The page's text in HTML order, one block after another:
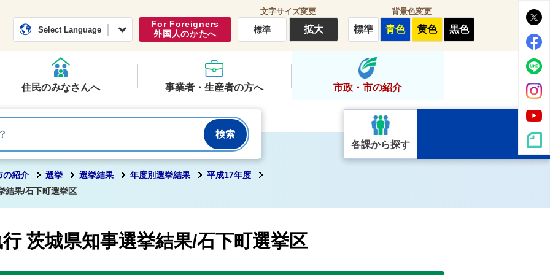
常総市公式ホームページくらし・行政
Select Language
For Foreigners
外国人のかたへ
文字サイズ変更
標準 拡大
背景色変更
標準 青色 黄色 黒色
住民のみなさんへ 事業者・生産者の方へ 市政・市の紹介
各課から探す
の紹介 選挙 選挙結果 年度別選挙結果
平成17年度
結果/石下町選挙区
茨城県知事選挙結果/石下町選挙区